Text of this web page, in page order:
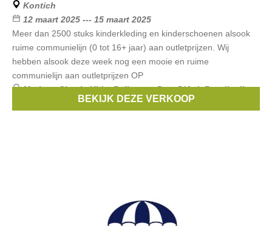
Kontich
12 maart 2025 --- 15 maart 2025
Meer dan 2500 stuks kinderkleding en kinderschoenen alsook
ruime communielijn (0 tot 16+ jaar) aan outletprijzen. Wij
hebben alsook deze week nog een mooie en ruime
communielijn aan outletprijzen OP
Merken:Simple Kids,Bellerose,Pom D'Api,Rondinella,
BEKIJK DEZE VERKOOP